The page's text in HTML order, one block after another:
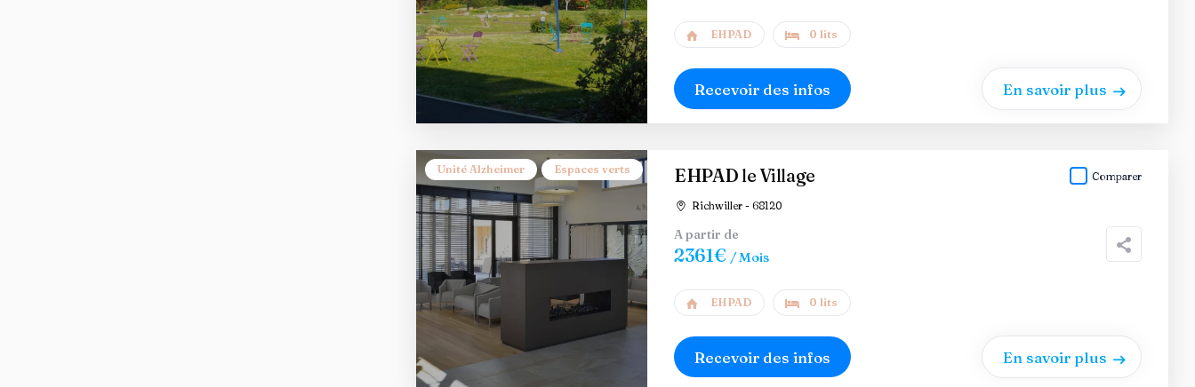
EHPAD 0 lits
Recevoir des infos En savoir plus
Unité Alzheimer Espaces verts EHPAD le Village
Richwiller - 68120
Comparer
A partir de
2361€ / Mois
EHPAD 0 lits
Recevoir des infos En savoir plus